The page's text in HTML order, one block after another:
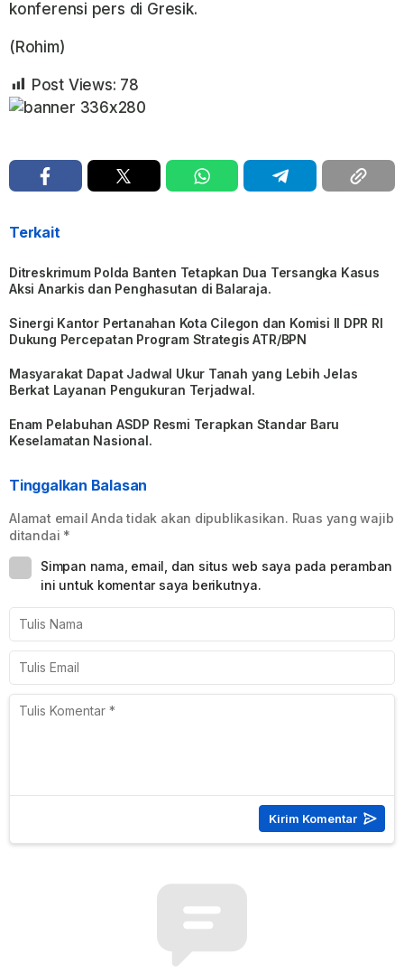
konferensi pers di Gresik.
(Rohim)
Post Views: 78
Terkait
Ditreskrimum Polda Banten Tetapkan Dua Tersangka Kasus
Aksi Anarkis dan Penghasutan di Balaraja.
Sinergi Kantor Pertanahan Kota Cilegon dan Komisi II DPR RI
Dukung Percepatan Program Strategis ATR/BPN
Masyarakat Dapat Jadwal Ukur Tanah yang Lebih Jelas
Berkat Layanan Pengukuran Terjadwal.
Enam Pelabuhan ASDP Resmi Terapkan Standar Baru
Keselamatan Nasional.
Tinggalkan Balasan
Alamat email Anda tidak akan dipublikasikan. Ruas yang wajib
ditandai *
Simpan nama, email, dan situs web saya pada peramban
ini untuk komentar saya berikutnya.